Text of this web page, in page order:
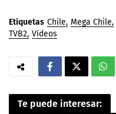
Etiquetas Chile Mega Chile
TVB2 Vídeos
Te puede interesar: